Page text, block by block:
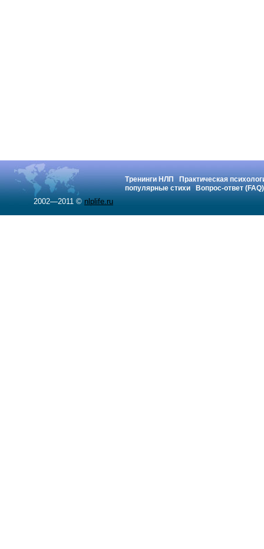
Тренинги НЛП
Практическая
популярные стихи
Вопрос-ответ (FAQ)
2002—2011 © nlplife.ru